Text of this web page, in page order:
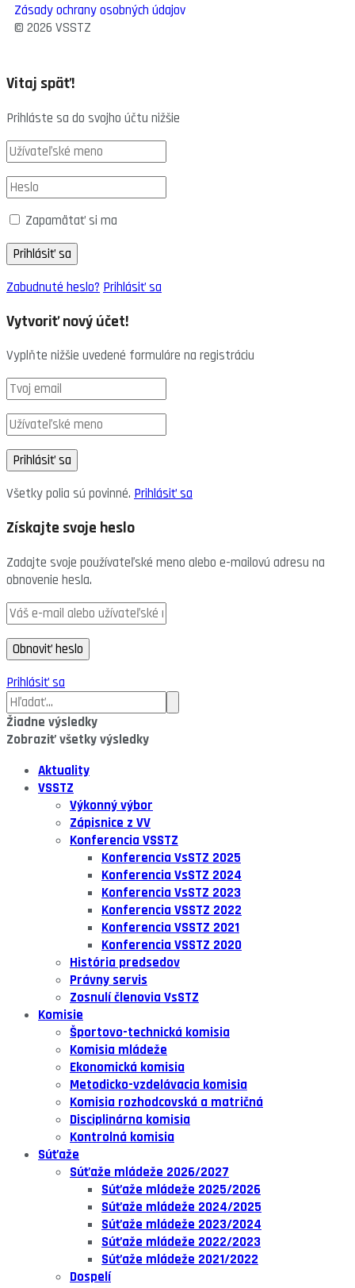
Zásady ochrany osobných údajov
© 2026 VSSTZ
Vitaj späť!
Prihláste sa do svojho účtu nižšie
Zapamätať si ma
Zabudnuté heslo? Prihlásiť sa
Vytvoriť nový účet!
Vyplňte nižšie uvedené formuláre na registráciu
Všetky polia sú povinné. Prihlásiť sa
Získajte svoje heslo
Zadajte svoje používateľské meno alebo e-mailovú adresu na
obnovenie hesla.
Prihlásiť sa
Žiadne výsledky
Zobraziť všetky výsledky
Aktuality
VSSTZ
Výkonný výbor
Zápisnice z VV
Konferencia VSSTZ
Konferencia VsSTZ 2025
Konferencia VsSTZ 2024
Konferencia VsSTZ 2023
Konferencia VSSTZ 2022
Konferencia VSSTZ 2021
Konferencia VSSTZ 2020
História predsedov
Právny servis
Zosnulí členovia VsSTZ
Komisie
Športovo-technická komisia
Komisia mládeže
Ekonomická komisia
Metodicko-vzdelávacia komisia
Komisia rozhodcovská a matričná
Disciplinárna komisia
Kontrolná komisia
Súťaže
Súťaže mládeže 2026/2027
Súťaže mládeže 2025/2026
Súťaže mládeže 2024/2025
Súťaže mládeže 2023/2024
Súťaže mládeže 2022/2023
Súťaže mládeže 2021/2022
Dospelí